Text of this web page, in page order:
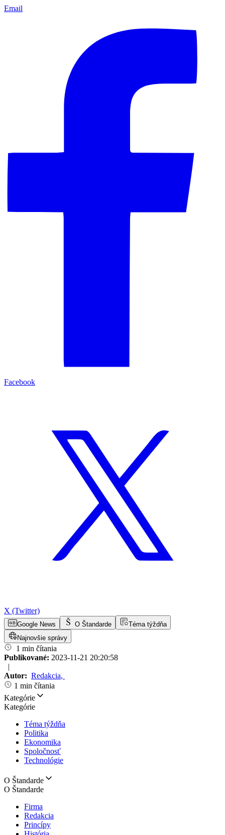
Email
Facebook
X (Twitter)
Google News O Štandarde
Téma týždňa
Najnovšie správy
1 min čítania
Publikované: 2023-11-21 20:20:58
|
Autor: Redakcia,
1 min čítania
Kategórie
Kategórie
Téma týždňa
Politika
Ekonomika
Spoločnosť
Technológie
O Štandarde
O Štandarde
Firma
Redakcia
Princípy